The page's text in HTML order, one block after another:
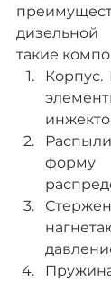
такие
Корпус.